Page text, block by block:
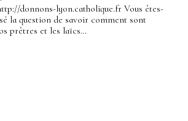
donnons-lyon.catholique.fr Vous êtes-
la question de savoir comment sont
prêtres et les laïcs…